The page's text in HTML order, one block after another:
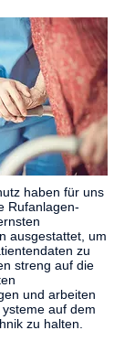
haben für uns
Rufanlagen-
ausgestattet, um
zu
streng auf die
und arbeiten
auf dem
zu halten.